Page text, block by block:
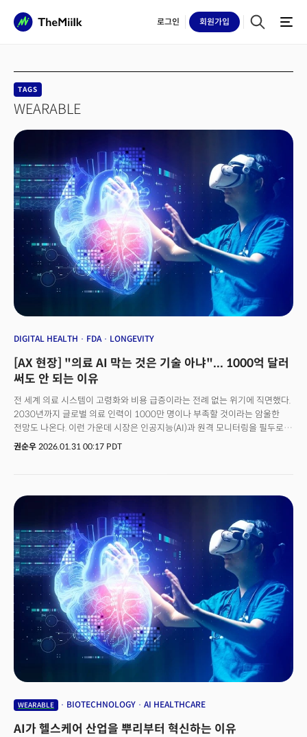
로그인 회원가입
TAGS
WEARABLE
DIGITAL HEALTH FDA LONGEVITY
[AX 현장] "의료 AI 막는 것은 기술 아냐"... 1000억 달러
써도 안 되는 이유
전 세계 의료 시스템이 고령화와 비용 급증이라는 전례 없는 위기에 직면했다.
2030년까지 글로벌 의료 인력이 1000만 명이나 부족할 것이라는 암울한
전망도 나온다. 이런 가운데 시장은 인공지능(AI)과 원격 모니터링을 필두로
한 디지털 전환을 유일한 ‘구원투수’로 점찍었다.실제 자본의 흐름도 뜨거웠다.
밸리', 이른바 '죽음의 계곡’을 넘지 못하고 있다는 분석이 나온다. 지난 27일
(현지시간) 미국 조지아 공과대학교(Georgia Tech)에서 열린 ‘바이오
전자공학 및 의료 기술의 경계와 돌파구’ 패널토의는 이러한 그 모순을
중점적으로 다뤘다. 이날 토의에서는 공학, 의학, 데이터 과학, 디자인 등 각
분야를 대표하는 석학들이 모여 기술의 임상 안착을 가로막는 구조적 결함에
대해 심층적인 진단을 내놓았다. 참석자들은 혁신 기술의 확산을 가로막는
가장 근본적인 문제로 '의료 시스템의 고질적인 복잡성'을 꼽았다. 지불자
(보험사), 공급자(병원), 환자, 규제 기관 등 다양한 이해관계자가 복잡하게
얽혀 있어 일반적인 기술 산업의 확장 모델이 작동하지 않는다는 지적이다.
권순우 2026.01.31 00:17 PDT
WEARABLE BIOTECHNOLOGY AI HEALTHCARE
AI가 헬스케어 산업을 뿌리부터 혁신하는 이유